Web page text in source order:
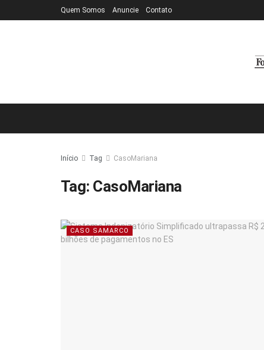
Quem Somos Anuncie Contato
Início Tag CasoMariana
Tag: CasoMariana
CASO SAMARCO